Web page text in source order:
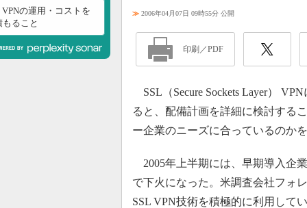
VPNの運用・コストを
もること
≫ 2006年04月07日 09時55分 公開
印刷／PDF
SSL（Secure Sockets Layer）
ると、配備計画を詳細に検討する
ー企業のニーズに合っているのか
2005年上半期には、早期導入企
で下火になった。米調査会社フォ
SSL VPN技術を積極的に利用して